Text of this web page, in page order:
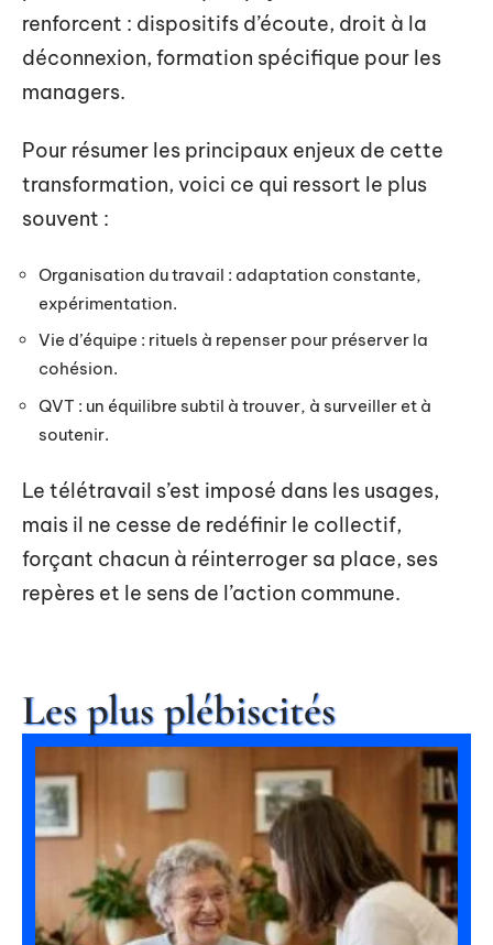
renforcent : dispositifs d’écoute, droit à la
déconnexion, formation spécifique pour les
managers.
Pour résumer les principaux enjeux de cette
transformation, voici ce qui ressort le plus
souvent :
Organisation du travail : adaptation constante,
expérimentation.
Vie d’équipe : rituels à repenser pour préserver la
cohésion.
QVT : un équilibre subtil à trouver, à surveiller et à
soutenir.
Le télétravail s’est imposé dans les usages,
mais il ne cesse de redéfinir le collectif,
forçant chacun à réinterroger sa place, ses
repères et le sens de l’action commune.
Les plus plébiscités